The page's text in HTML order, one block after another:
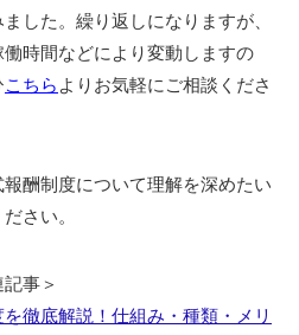
した。繰り返しになりますが、
時間などにより変動しますの
こちら よりお気軽にご相談くださ
酬制度について理解を深めたい
さい。
事＞
徹底解説！仕組み・種類・メリ